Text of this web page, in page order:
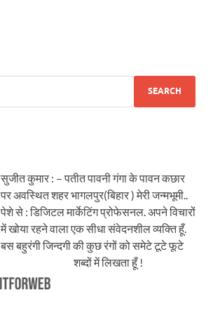
सुजीत कुमार : – पतीत पावनी गंगा के पावन कछार
पर अवस्थित शहर भागलपुर(बिहार ) मेरी जन्मभूमी..
पेशे से : डिजिटल मार्केटिंग प्रोफेसनल. अपने विचारों
में खोया रहने वाला एक सीधा संवेदनशील व्यक्ति हूँ.
बस बहुरंगी जिन्दगी की कुछ रंगों को समेटे टूटे फूटे
शब्दों में लिखता हूँ !